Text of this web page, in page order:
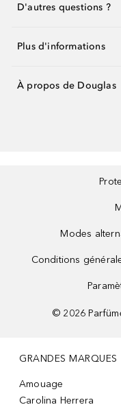
D'autres questions ?
Plus d'informations
À propos de Douglas
Modes
Conditions
© 2026
GRANDES MARQUES
Amouage
Carolina Herrera